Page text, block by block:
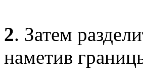
2. Затем
наметив